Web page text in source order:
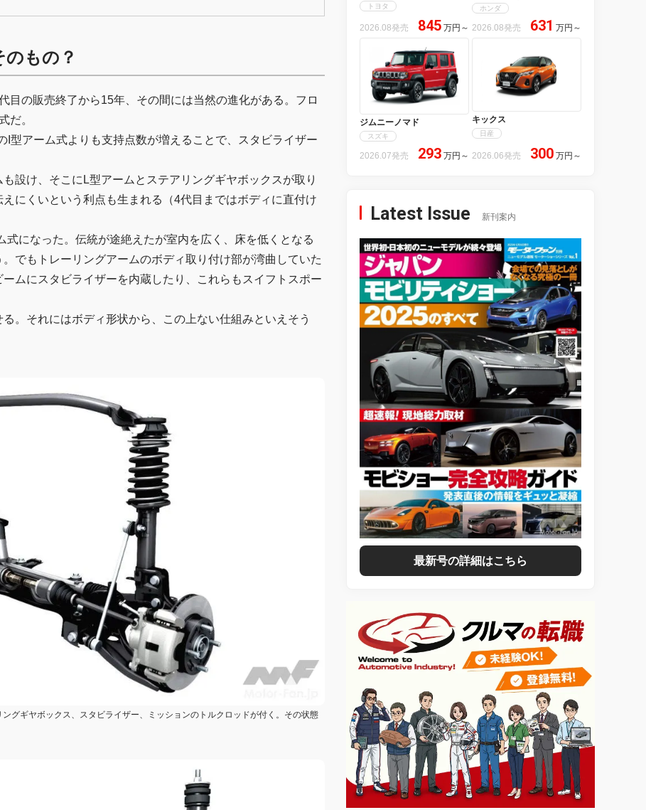
尽くす】。ワークスを語り始めたら終わらない（?!）スズキ博
） PHOTO：REV SPEED / SWIFT MAGAZINE with ALTO
もの？
目の販売終了から15年、その間には当然の進化がある。フロ
だ。
型アーム式よりも支持点数が増えることで、スタビライザー
設け、そこにL型アームとステアリングギヤボックスが取り
にくいという利点も生まれる（4代目まではボディに直付け
になった。伝統が途絶えたが室内を広く、床を低くとなる
でもトレーリングアームのボディ取り付け部が湾曲していた
ムにスタビライザーを内蔵したり、これらもスイフトスポー
。それにはボディ形状から、この上ない仕組みといえそう
グギヤボックス、スタビライザー、ミッションのトルクロッドが付く。その状態
トヨタ
2026.08発売 845 万円 ～
ホンダ
2026.08発売 631 万円 ～
ジムニーノマド
スズキ
2026.07発売 293 万円 ～
キックス
日産
2026.06発売 300 万円 ～
Latest Issue 新刊案内
最新号の詳細はこちら